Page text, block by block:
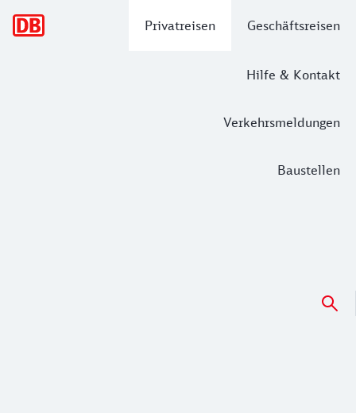
Privatreisen Geschäftsreisen
Hilfe & Kontakt
Verkehrsmeldungen
Baustellen